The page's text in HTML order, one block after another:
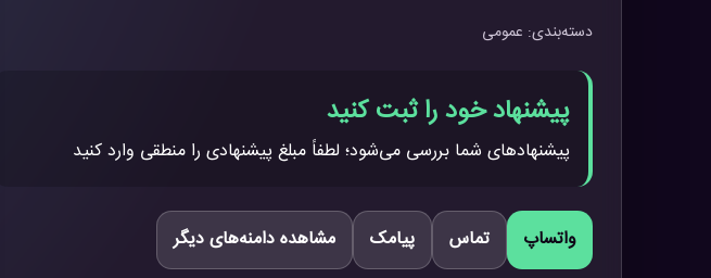
دسته‌بندی: عمومی
پیشنهاد خود را ثبت کنید
پیشنهادهای شما بررسی می‌شود؛ لطفاً مبلغ پیشنهادی را منطقی وارد کنید
واتساپ تماس پیامک مشاهده دامنه‌های دیگر